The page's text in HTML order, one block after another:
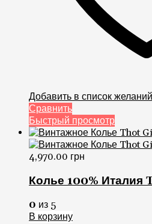
Добавить в список желаний
Сравнить
Быстрый просмотр
4,970.00 грн
Колье 100%
0 из 5
В корзину